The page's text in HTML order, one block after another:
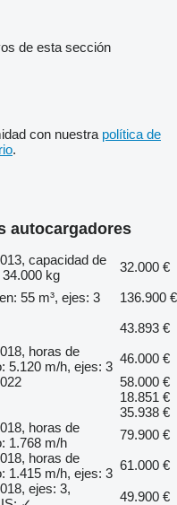
de esta sección
con nuestra política de
.
autocargadores
capacidad de
kg
32.000 €
55 m³, ejes: 3
136.900 €
43.893 €
horas de
5.120 m/h, ejes: 3
46.000 €
58.000 €
18.851 €
35.938 €
horas de
1.768 m/h
79.900 €
horas de
1.415 m/h, ejes: 3
61.000 €
ejes: 3,
49.900 €